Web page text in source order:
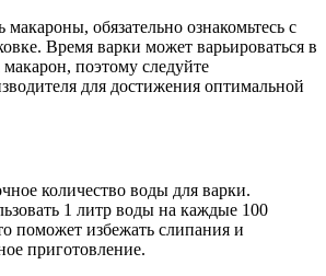
обязательно ознакомьтесь с
Время варки может варьироваться в
поэтому следуйте
для достижения оптимальной
количество воды для варки.
1 литр воды на каждые 100
поможет избежать слипания и
приготовление.